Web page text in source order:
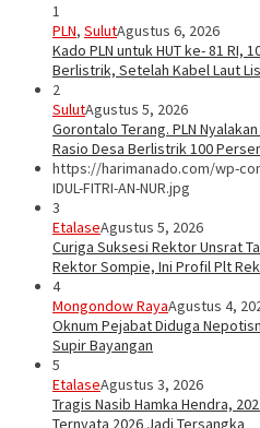
1
PLN, SulutAgustus 6, 2026
Kado PLN untuk HUT ke- 81 RI,
Berlistrik, Setelah Kabel Laut
2
SulutAgustus 5, 2026
Gorontalo Terang. PLN
Rasio Desa Berlistrik 100
https://harimanado.com/wp-
IDUL-FITRI-AN-NUR.jpg
3
EtalaseAgustus 5, 2026
Curiga Suksesi Rektor Unsrat
Rektor Sompie, Ini Profil Plt
4
Mongondow RayaAgustus 4,
Oknum Pejabat Diduga
Supir Bayangan
5
EtalaseAgustus 3, 2026
Tragis Nasib Hamka Hendra,
Ternyata 2026 Jadi Tersangka